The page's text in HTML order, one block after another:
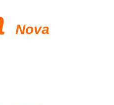
Nova